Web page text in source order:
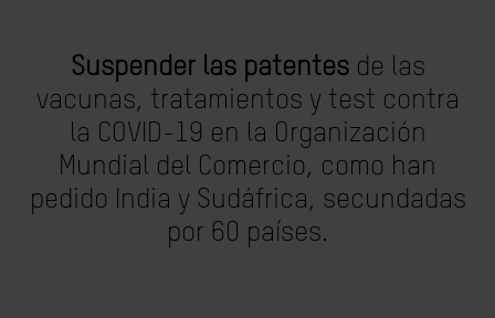
Suspender las patentesde las
vacunas, tratamientos y test contra
la COVID-19 en la Organización
Mundial del Comercio, como han
pedido India y Sudáfrica, secundadas
por 60 países.